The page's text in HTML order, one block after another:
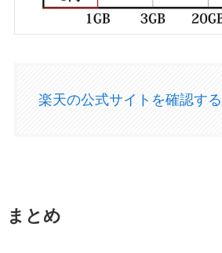
楽天の公式サイトを確認する
まとめ